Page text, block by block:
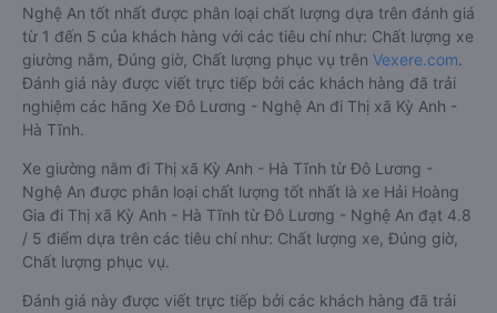
Nghệ An tốt nhất được phân loại chất lượng dựa trên đánh giá
từ 1 đến 5 của khách hàng với các tiêu chí như: Chất lượng xe
giường nằm, Đúng giờ, Chất lượng phục vụ trên Vexere.com.
Đánh giá này được viết trực tiếp bởi các khách hàng đã trải
nghiệm các hãng Xe Đô Lương - Nghệ An đi Thị xã Kỳ Anh -
Hà Tĩnh.
Xe giường nằm đi Thị xã Kỳ Anh - Hà Tĩnh từ Đô Lương -
Nghệ An được phân loại chất lượng tốt nhất là xe Hải Hoàng
Gia đi Thị xã Kỳ Anh - Hà Tĩnh từ Đô Lương - Nghệ An đạt 4.8
/ 5 điểm dựa trên các tiêu chí như: Chất lượng xe, Đúng giờ,
Chất lượng phục vụ.
Đánh giá này được viết trực tiếp bởi các khách hàng đã trải